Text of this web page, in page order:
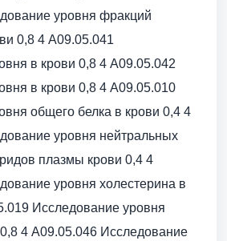
уровня фракций
0,8 4 A09.05.041
в крови 0,8 4 A09.05.042
в крови 0,8 4 A09.05.010
общего белка в крови 0,4 4
уровня нейтральных
плазмы крови 0,4 4
уровня холестерина в
Исследование уровня
4 A09.05.046 Исследование